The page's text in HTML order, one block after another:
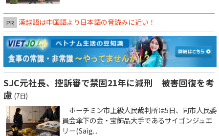
PR 漢越語は中国語より日本語の音読みに近い！
SJC元社長、控訴審で禁固21年に減刑 被害回復を考
慮 (7日)
ホーチミン市上級人民裁判所は5日、同市人民委
員会傘下の金・宝飾品大手であるサイゴンジュエ
リー(Saig...